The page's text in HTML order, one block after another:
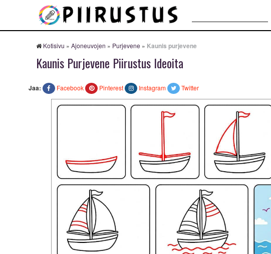
Kotisivu » Ajoneuvojen » Purjevene » Kaunis purjevene
Kaunis Purjevene Piirustus Ideoita
Jaa: Facebook Pinterest Instagram Twitter